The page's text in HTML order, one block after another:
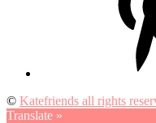
© Katefriends all rights
Translate »